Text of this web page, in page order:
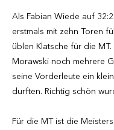
Als Fabian Wiede auf
erstmals mit zehn Toren
üblen Klatsche für die
Morawski noch mehrere
seine Vorderleute ein
durften. Richtig schön
Für die MT ist die